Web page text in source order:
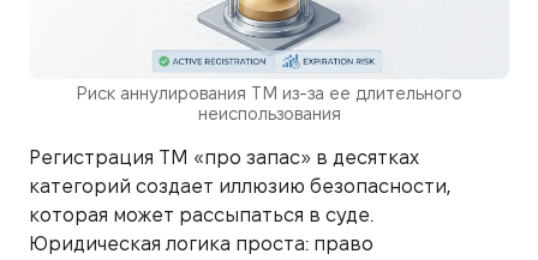
Риск аннулирования ТМ из-за ее длительного
неиспользования
Регистрация ТМ «про запас» в десятках
категорий создает иллюзию безопасности,
которая может рассыпаться в суде.
Юридическая логика проста: право